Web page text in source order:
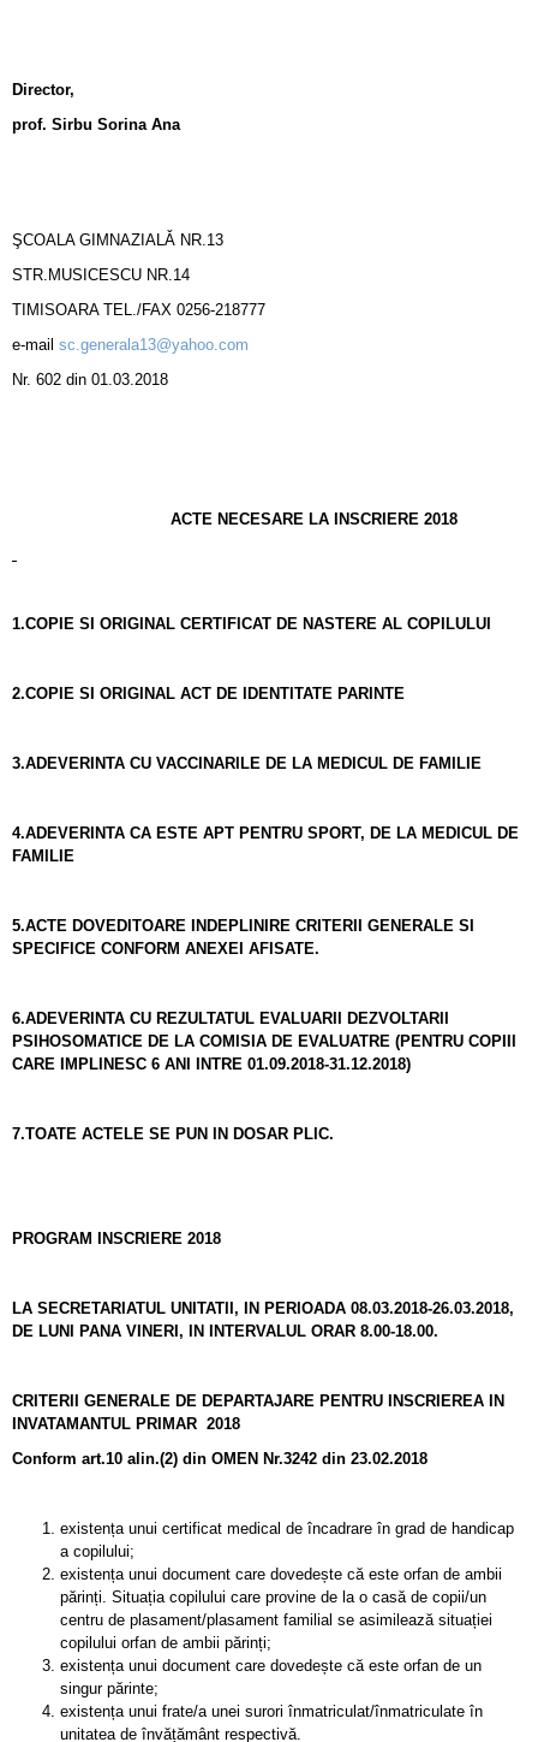
Director,
prof. Sirbu Sorina Ana
ŞCOALA GIMNAZIALǍ NR.13
STR.MUSICESCU NR.14
TIMISOARA TEL./FAX 0256-218777
e-mail sc.generala13@yahoo.com
Nr. 602 din 01.03.2018
ACTE NECESARE LA INSCRIERE 2018
1.COPIE SI ORIGINAL CERTIFICAT DE NASTERE AL COPILULUI
2.COPIE SI ORIGINAL ACT DE IDENTITATE PARINTE
3.ADEVERINTA CU VACCINARILE DE LA MEDICUL DE FAMILIE
4.ADEVERINTA CA ESTE APT PENTRU SPORT, DE LA MEDICUL DE
FAMILIE
5.ACTE DOVEDITOARE INDEPLINIRE CRITERII GENERALE SI
SPECIFICE CONFORM ANEXEI AFISATE.
6.ADEVERINTA CU REZULTATUL EVALUARII DEZVOLTARII
PSIHOSOMATICE DE LA COMISIA DE EVALUATRE (PENTRU COPIII
CARE IMPLINESC 6 ANI INTRE 01.09.2018-31.12.2018)
7.TOATE ACTELE SE PUN IN DOSAR PLIC.
PROGRAM INSCRIERE 2018
LA SECRETARIATUL UNITATII, IN PERIOADA 08.03.2018-26.03.2018,
DE LUNI PANA VINERI, IN INTERVALUL ORAR 8.00-18.00.
CRITERII GENERALE DE DEPARTAJARE PENTRU INSCRIEREA IN
INVATAMANTUL PRIMAR 2018
Conform art.10 alin.(2) din OMEN Nr.3242 din 23.02.2018
existența unui certificat medical de încadrare în grad de handicap
a copilului;
existența unui document care dovedește că este orfan de ambii
părinți. Situația copilului care provine de la o casă de copii/un
centru de plasament/plasament familial se asimilează situației
copilului orfan de ambii părinți;
existența unui document care dovedește că este orfan de un
singur părinte;
existența unui frate/a unei surori înmatriculat/înmatriculate în
unitatea de învățământ respectivă.